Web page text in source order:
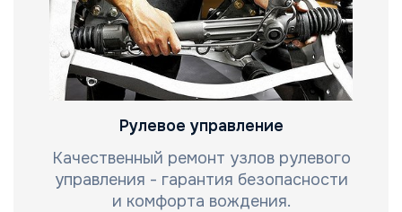
Рулевое управление
Качественный ремонт узлов рулевого
управления - гарантия безопасности
и комфорта вождения.